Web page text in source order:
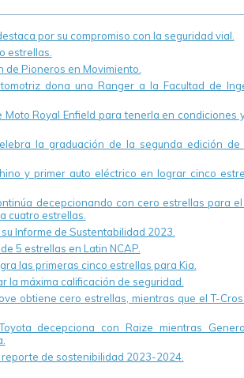
por su compromiso con la seguridad vial.
estrellas.
Pioneros en Movimiento.
dona una Ranger a la Facultad de
Royal Enfield para tenerla en condiciones
la graduación de la segunda edición de
y primer auto eléctrico en lograr cinco
decepcionando con cero estrellas para el
cuatro estrellas.
Informe de Sustentabilidad 2023.
5 estrellas en Latin NCAP.
las primeras cinco estrellas para Kia.
la máxima calificación de seguridad.
obtiene cero estrellas, mientras que el T-
decepciona con Raize mientras
de sostenibilidad 2023-2024.